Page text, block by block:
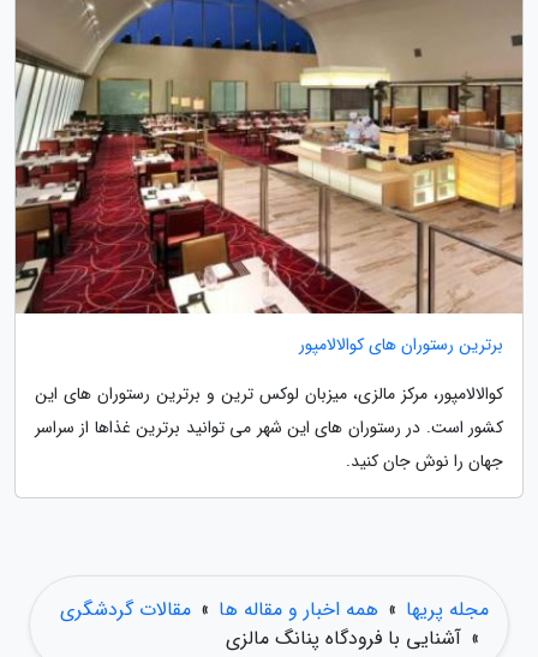
برترین رستوران های کوالالامپور
کوالالامپور، مرکز مالزی، میزبان لوکس ترین و برترین رستوران های این
کشور است. در رستوران های این شهر می توانید برترین غذاها از سراسر
جهان را نوش جان کنید.
مجله پریها » همه اخبار و مقاله ها » مقالات گردشگری
» آشنایی با فرودگاه پنانگ مالزی